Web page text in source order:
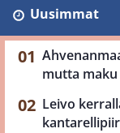
Uusimmat
mutta
Leivo